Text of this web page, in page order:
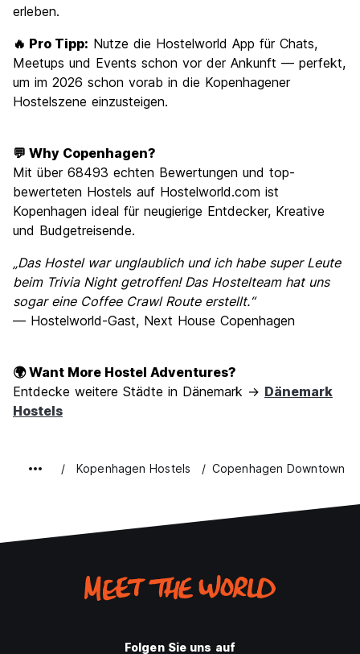
erleben.
🔥 Pro Tipp: Nutze die Hostelworld App für Chats,
Meetups und Events schon vor der Ankunft — perfekt,
um im 2026 schon vorab in die Kopenhagener
Hostelszene einzusteigen.
💬 Why Copenhagen?
Mit über 68493 echten Bewertungen und top-
bewerteten Hostels auf Hostelworld.com ist
Kopenhagen ideal für neugierige Entdecker, Kreative
und Budgetreisende.
„Das Hostel war unglaublich und ich habe super Leute
beim Trivia Night getroffen! Das Hostelteam hat uns
sogar eine Coffee Crawl Route erstellt.“
— Hostelworld-Gast, Next House Copenhagen
🌍 Want More Hostel Adventures?
Entdecke weitere Städte in Dänemark → Dänemark
Hostels
Kopenhagen Hostels Copenhagen Downtown
Folgen Sie uns auf